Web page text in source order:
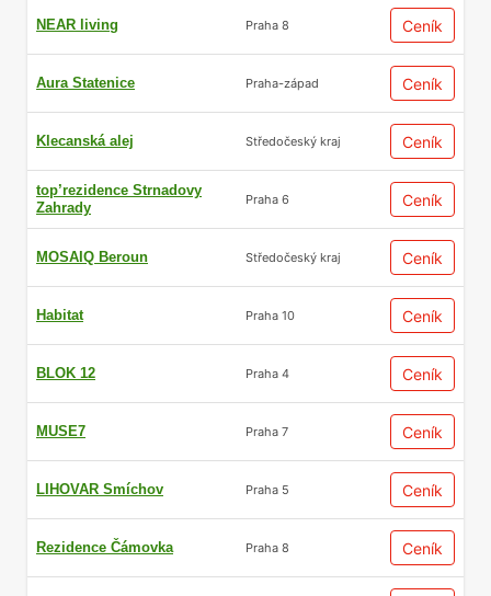
NEAR living Praha 8 Ceník
Aura Statenice Praha-západ Ceník
Klecanská alej Středočeský kraj Ceník
top’rezidence Strnadovy
Zahrady
Praha 6 Ceník
MOSAIQ Beroun Středočeský kraj Ceník
Habitat Praha 10 Ceník
BLOK 12 Praha 4 Ceník
MUSE7 Praha 7 Ceník
LIHOVAR Smíchov Praha 5 Ceník
Rezidence Čámovka Praha 8 Ceník